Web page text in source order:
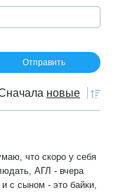
новые
что скоро у себя
АГЛ - вчера
с сыном - это байки,